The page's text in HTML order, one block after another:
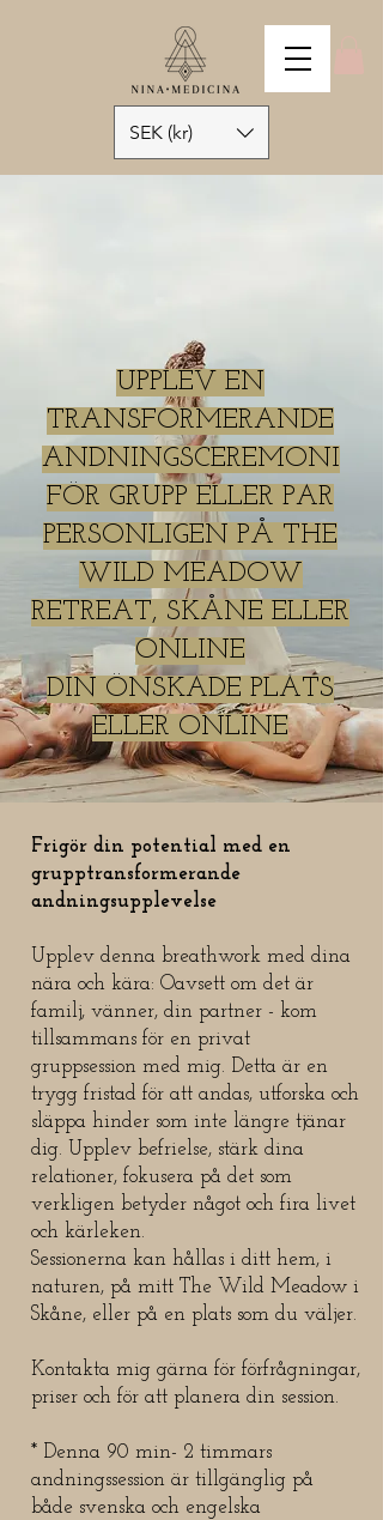
SEK (kr)
UPPLEV EN
TRANSFORMERANDE
ANDNINGSCEREMONI
FÖR GRUPP ELLER PAR
PERSONLIGEN PÅ THE
WILD MEADOW
RETREAT, SKÅNE ELLER
ONLINE
DIN ÖNSKADE PLATS
ELLER ONLINE
Frigör din potential med en
grupptransformerande
andningsupplevelse
Upplev denna breathwork med dina
nära och kära: Oavsett om det är
familj, vänner, din partner - kom
tillsammans för en privat
gruppsession med mig. Detta är en
trygg fristad för att andas, utforska och
släppa hinder som inte längre tjänar
dig. Upplev befrielse, stärk dina
relationer, fokusera på det som
verkligen betyder något och fira livet
och kärleken.
Sessionerna kan hållas i ditt hem, i
naturen, på mitt The Wild Meadow i
Skåne, eller på en plats som du väljer.
Kontakta mig gärna för förfrågningar,
priser och för att planera din session.
* Denna 90 min- 2 timmars
andningssession är tillgänglig på
både svenska och engelska